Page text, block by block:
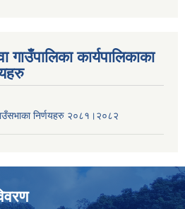
गाउँपालिका कार्यपालिकाका
निर्णयहरु २०८१।२०८२